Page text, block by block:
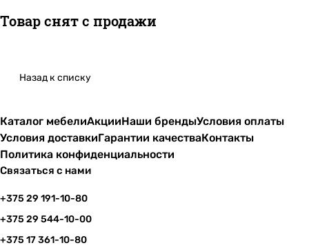
Товар снят с продажи
Назад к списку
Каталог мебелиАкцииНаши брендыУсловия оплаты
Условия доставкиГарантии качестваКонтакты
Политика конфиденциальности
Связаться с нами
+375 29 191-10-80
+375 29 544-10-00
+375 17 361-10-80